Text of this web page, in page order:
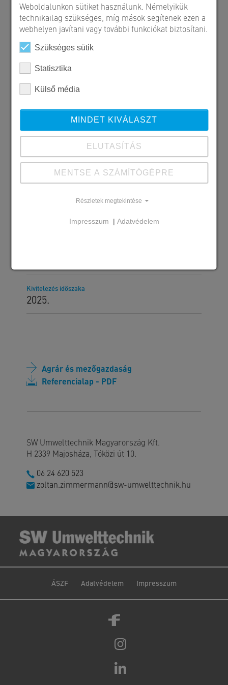
Sertés taposórács
Kivitelezés időszaka
2025.
Agrár és mezőgazdaság
Referencialap - PDF
SW Umwelttechnik Magyarország Kft.
H 2339 Majosháza, Tóközi út 10.
06 24 620 523
zoltan.zimmermann@sw-umwelttechnik.hu
ÁSZF Adatvédelem Impresszum
Weboldalunkon sütiket használunk. Némelyikük
technikailag szükséges, míg mások segítenek ezen a
webhelyen javítani vagy további funkciókat biztosítani.
Szükséges sütik
Statisztika
Külső média
MINDET KIVÁLASZT
ELUTASÍTÁS
MENTSE A SZÁMÍTÓGÉPRE
Részletek megtekintése
Impresszum | Adatvédelem